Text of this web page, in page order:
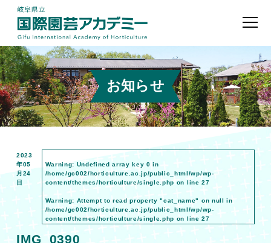
お知らせ
2023
年05
月24
日
Warning: Undefined array key 0 in
/home/gc002/horticulture.ac.jp/public_html/wp/wp-
content/themes/horticulture/single.php on line27
Warning: Attempt to read property "cat_name" on null in
/home/gc002/horticulture.ac.jp/public_html/wp/wp-
content/themes/horticulture/single.php on line27
IMG_0390